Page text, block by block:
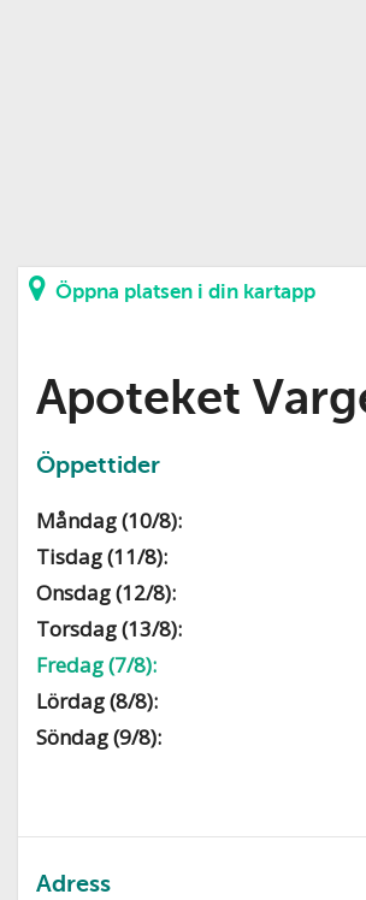
Öppna platsen i din kartapp
Apoteket
Öppettider
Måndag (10/8):
Tisdag (11/8):
Onsdag (12/8):
Torsdag (13/8):
Fredag (7/8):
Lördag (8/8):
Söndag (9/8):
Adress